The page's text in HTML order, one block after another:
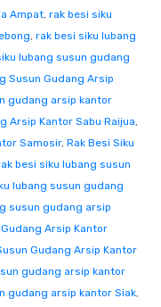
Ampat, rak besi siku
, rak besi siku lubang
lubang susun gudang
Susun Gudang Arsip
gudang arsip kantor
Arsip Kantor Sabu Raijua,
Samosir, Rak Besi Siku
besi siku lubang susun
lubang susun gudang
susun gudang arsip
Arsip Kantor
Gudang Arsip Kantor
gudang arsip kantor
gudang arsip kantor Siak,